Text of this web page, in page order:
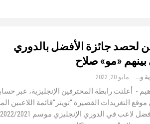
لحصد جائزة الأفضل بالدوري
بينهم «مو» صلاح
جريدة الجمهورية والعالم مايو 20, 2022
- أعلنت رابطة المحترفين الإنجليزية، عبر
التغريدات القصيرة "تويتر"قائمة اللاعبين